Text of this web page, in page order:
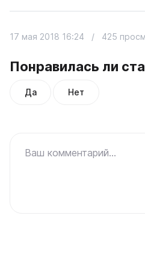
Понравилась ли
Да Нет
17 мая 2018 16:24 / 425
Ваш комментарий...